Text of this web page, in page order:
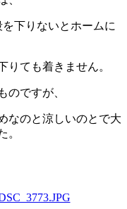
下りないとホームに
ても着きません。
のですが、
なのと涼しいのとで大
。